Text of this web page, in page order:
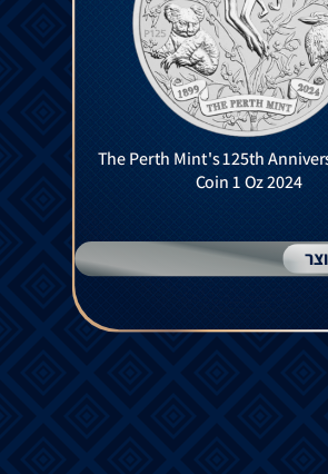
The Perth Mint's 125th
Coin 1 Oz 2024